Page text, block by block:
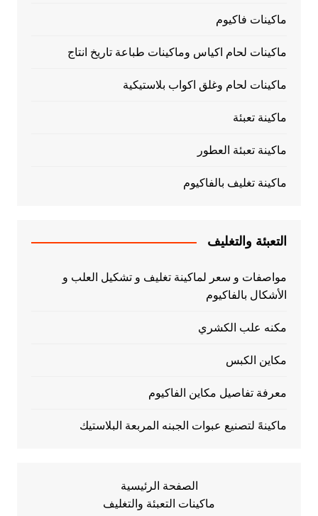
ماكينات فاكيوم
ماكينات لحام اكياس وماكينات طباعة تاريخ انتاج
ماكينات لحام وغلق اكواب بلاستيكية
ماكينة تعبئة
ماكينة تعبئة العطور
ماكينة تغليف بالفاكيوم
التعبئة والتغليف
مواصفات و سعر لماكينة تغليف و تشكيل العلب و
الأشكال بالفاكيوم
مكنه علب الكشري
مكاين الكبس
معرفة تفاصيل مكاين الفاكيوم
ماكينهً لتصنيع عبوات الجبنه المربعة البلاستيك
الصفحة الرئيسية
ماكينات التعبئة والتغليف